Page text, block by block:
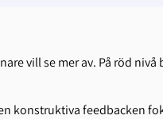
vill se mer av. På röd
konstruktiva feedbacken